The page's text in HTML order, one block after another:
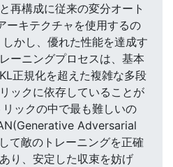
再構成に従来の変分オート
ーキテクチャを使用するの
かし、優れた性能を達成す
ーニングプロセスは、基本
正規化を超えた複雑な多段
ックに依存していることが
ックの中で最も難しいの
Adversarial
て敵のトレーニングを正確
り、安定した収束を妨げ